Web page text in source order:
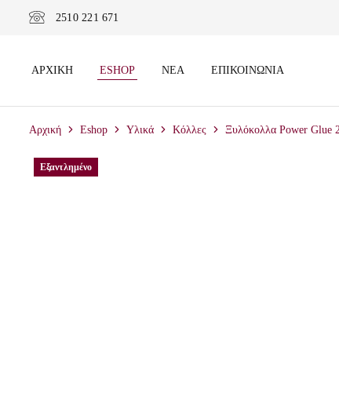
2510 221 671
ΑΡΧΙΚΉ ESHOP ΝΈΑ ΕΠΙΚΟΙΝΩΝΊΑ
Αρχική Eshop Υλικά Κόλλες Ξυλόκολλα Power Glue
Εξαντλημένο